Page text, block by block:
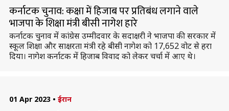
कर्नाटक चुनाव: कक्षा में हिजाब पर प्रतिबंध लगाने वाले
भाजपा के शिक्षा मंत्री बीसी नागेश हारे
कर्नाटक चुनाव में कांग्रेस उम्मीदवार के सदाक्षरी ने भाजपा की सरकार में
स्कूल शिक्षा और साक्षरता मंत्री रहे बीसी नागेश को 17,652 वोट से हरा
दिया। नागेश कर्नाटक में हिजाब विवाद को लेकर चर्चा में आए थे।
01 Apr 2023 • ईरान